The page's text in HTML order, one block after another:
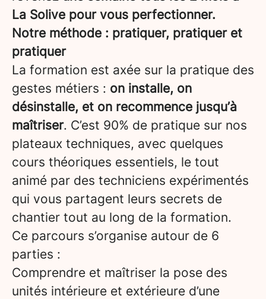
La Solive pour vous perfectionner.
Notre méthode : pratiquer, pratiquer et
pratiquer
La formation est axée sur la pratique des
gestes métiers : on installe, on
désinstalle, et on recommence jusqu’à
maîtriser. C’est 90% de pratique sur nos
plateaux techniques, avec quelques
cours théoriques essentiels, le tout
animé par des techniciens expérimentés
qui vous partagent leurs secrets de
chantier tout au long de la formation.
Ce parcours s’organise autour de 6
parties :
Comprendre et maîtriser la pose des
unités intérieure et extérieure d’une